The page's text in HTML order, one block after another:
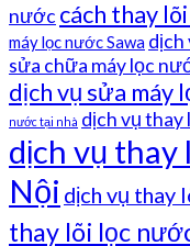
nước cách thay
máy lọc nước Sawa dịch
sửa chữa máy lọc
dịch vụ sửa máy
nước tại nhà dịch vụ thay
dịch vụ
Nội dịch vụ thay
thay lõi lọc